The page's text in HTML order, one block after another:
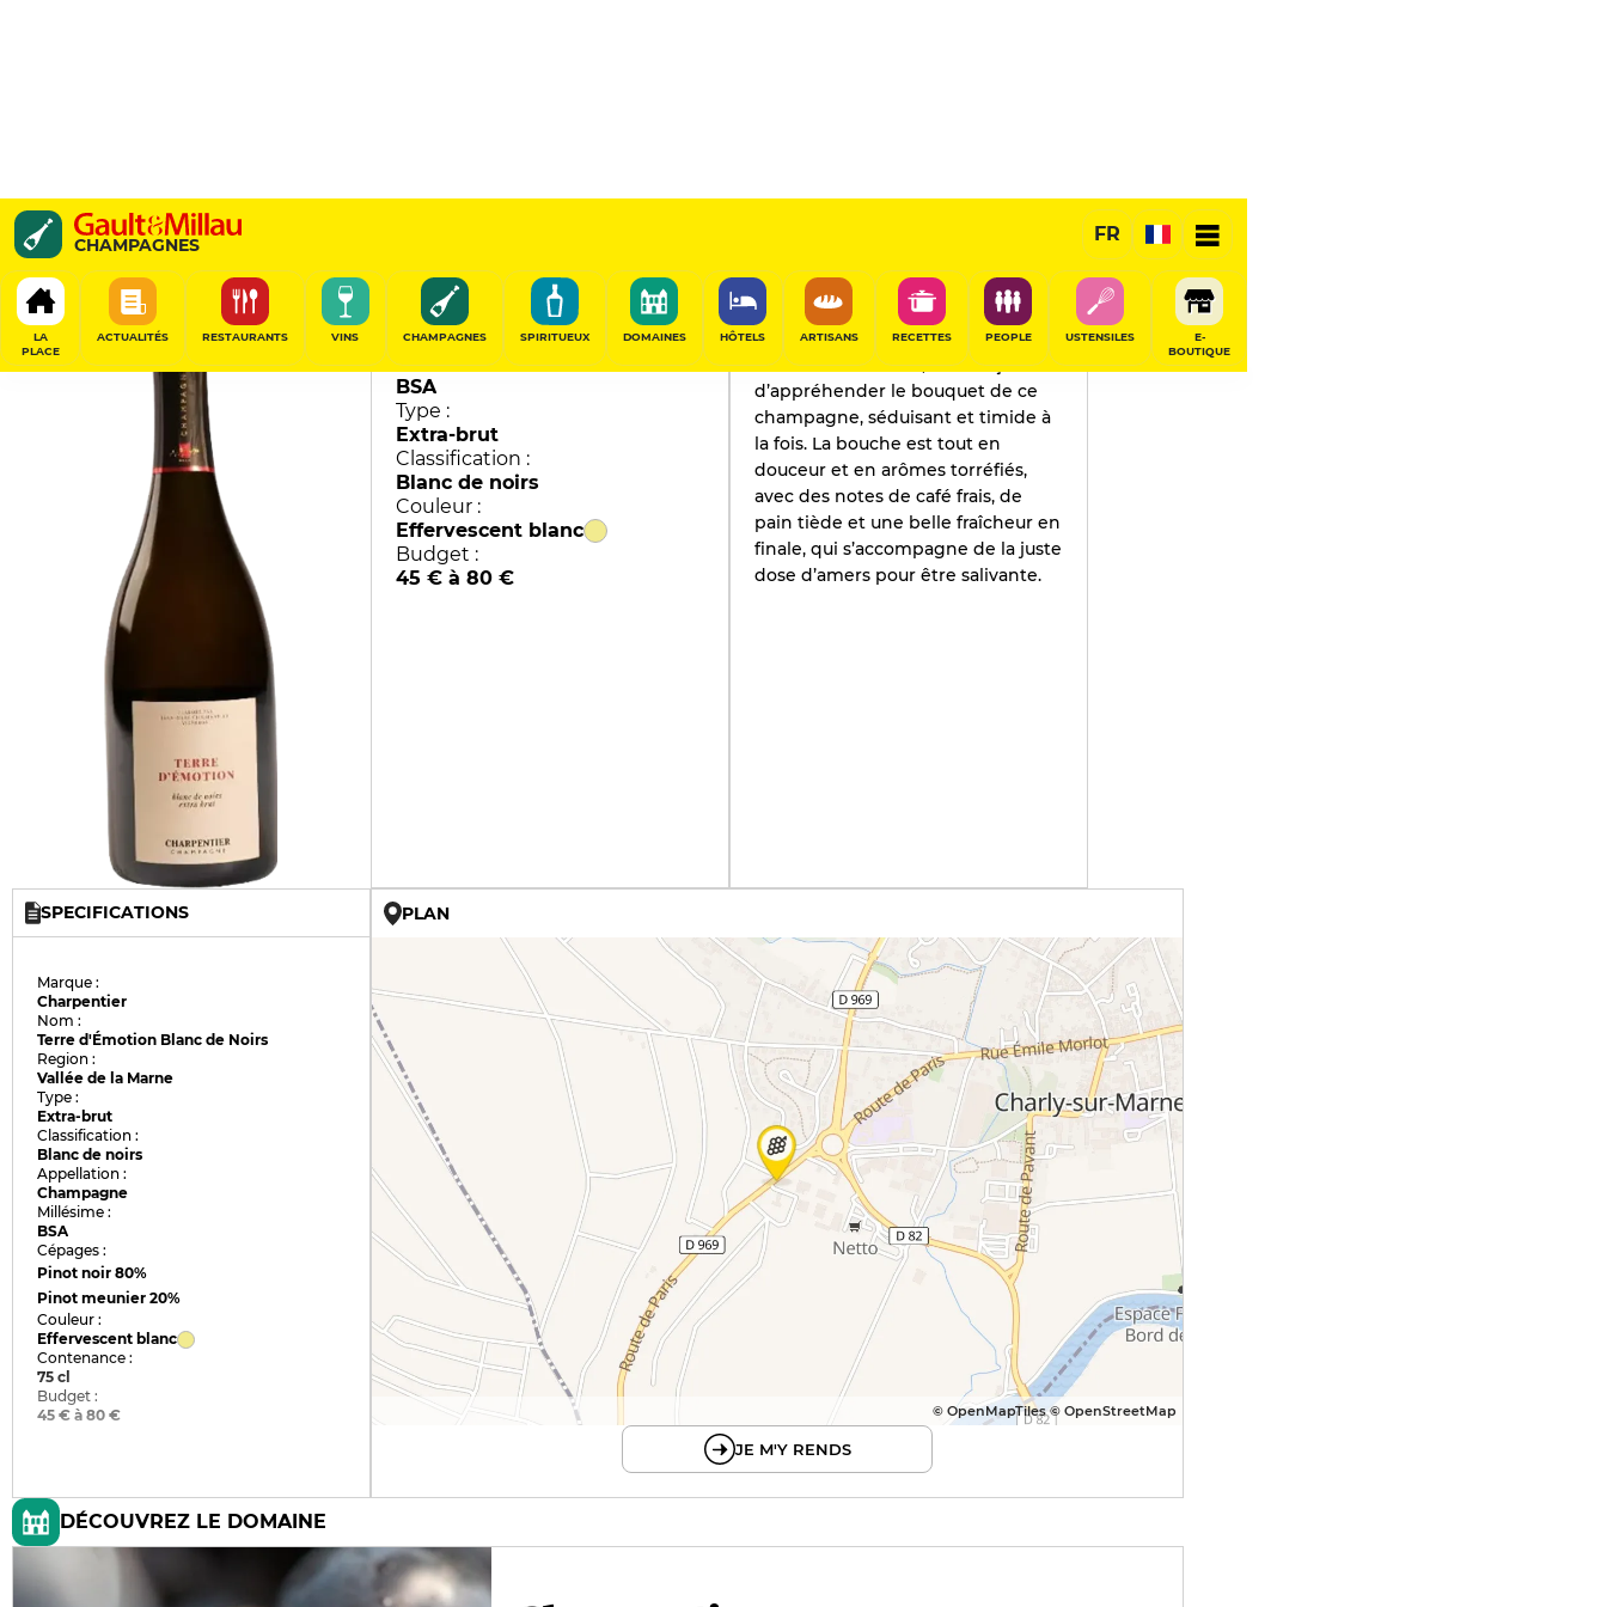
CHAMPAGNES
FR
LA
PLACE
ACTUALITÉS RESTAURANTS VINS CHAMPAGNES SPIRITUEUX DOMAINES HÔTELS ARTISANS RECETTES PEOPLE USTENSILES
E-
BOUTIQUE
Terre d'Émotion Blanc de Noirs
Charpentier
PARTAGER
92/100
Champagne
Millésime :
BSA
Type :
Extra-brut
Classification :
Blanc de noirs
Couleur :
Effervescent blanc
Budget :
45 € à 80 €
L'AVIS DE GAULT&MILLAU
2024
La craie et la crème, deux façons
d’appréhender le bouquet de ce
champagne, séduisant et timide à
la fois. La bouche est tout en
douceur et en arômes torréfiés,
avec des notes de café frais, de
pain tiède et une belle fraîcheur en
finale, qui s’accompagne de la juste
dose d’amers pour être salivante.
SPECIFICATIONS
Marque :
Charpentier
Nom :
Terre d'Émotion Blanc de Noirs
Region :
Vallée de la Marne
Type :
Extra-brut
Classification :
Blanc de noirs
Appellation :
Champagne
Millésime :
BSA
Cépages :
Pinot noir80%
Pinot meunier20%
Couleur :
Effervescent blanc
Contenance :
75 cl
Budget :
45 € à 80 €
PLAN
© OpenMapTiles © OpenStreetMap
JE M'Y RENDS
DÉCOUVREZ LE DOMAINE